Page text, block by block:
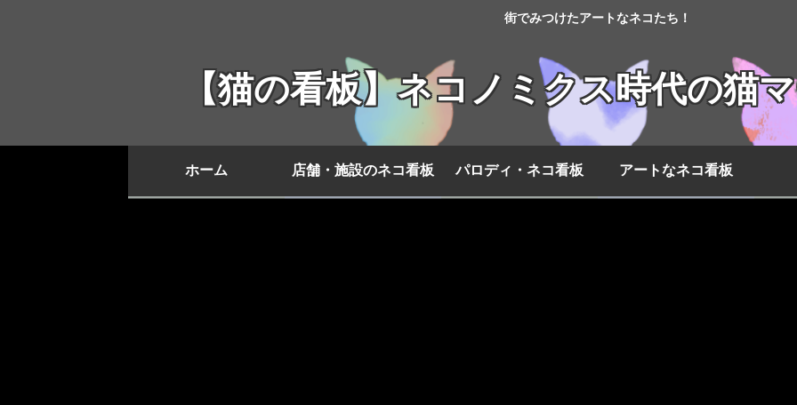
街でみつけたアートなネコたち！
【猫の看板】ネコノミクス時代の猫
ホーム 店舗・施設のネコ看板 パロディ・ネコ看板 アートなネコ看板